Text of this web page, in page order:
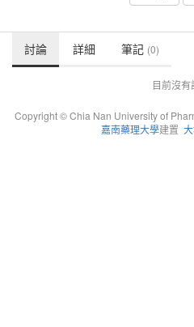
討論 詳細 筆記 (0)
目前沒有
Copyright © Chia Nan University of
嘉南藥理大學建置